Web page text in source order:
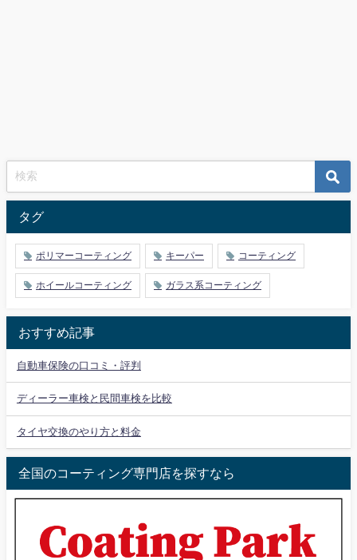
タグ
ポリマーコーティング キーパー コーティング
ホイールコーティング ガラス系コーティング
おすすめ記事
自動車保険の口コミ・評判
ディーラー車検と民間車検を比較
タイヤ交換のやり方と料金
全国のコーティング専門店を探すなら